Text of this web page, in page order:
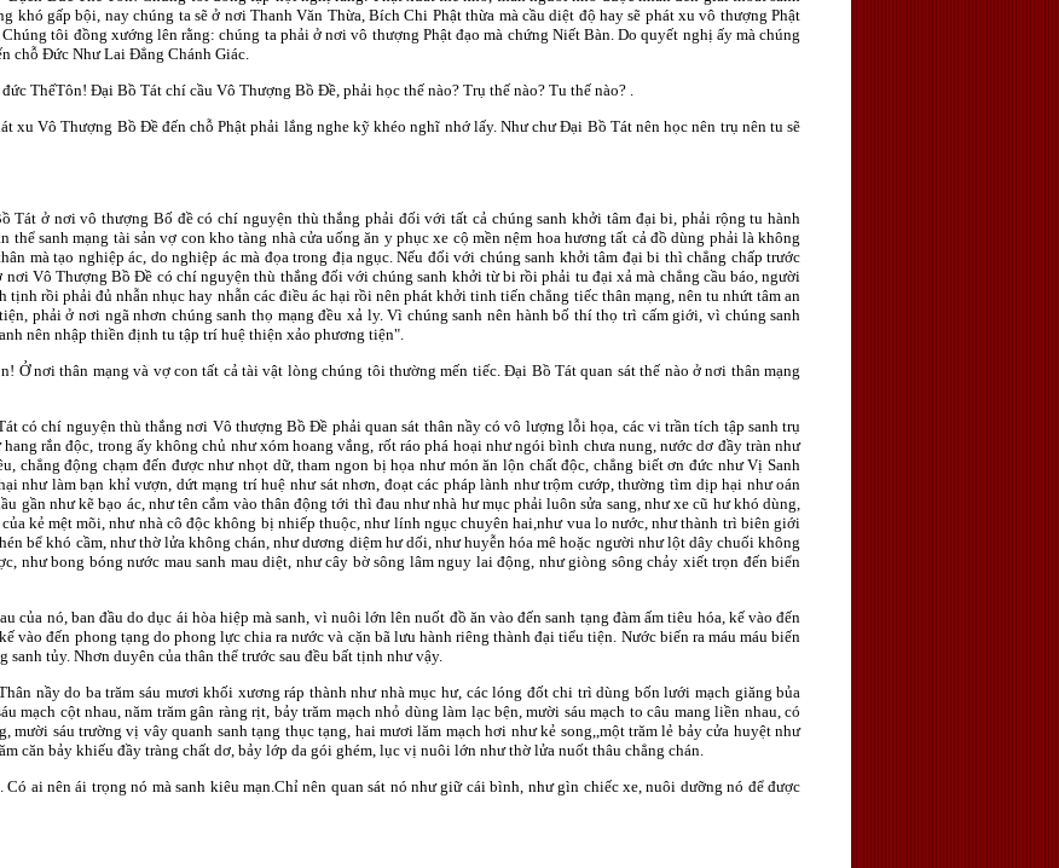
khó gấp bội, nay chúng ta sẽ ở nơi Thanh Văn Thừa, Bích Chi Phật thừa mà cầu diệt độ hay sẽ phát xu vô thượng Phật
tôi đồng xướng lên rằng: chúng ta phải ở nơi vô thượng Phật đạo mà chứng Niết Bàn. Do quyết nghị ấy mà chúng
chỗ Ðức Như Lai Ðẳng Chánh Giác.
ThếTôn! Ðại Bồ Tát chí cầu Vô Thượng Bồ Ðề, phải học thế nào? Trụ thế nào? Tu thế nào? .
xu Vô Thượng Bồ Ðề đến chỗ Phật phải lắng nghe kỹ khéo nghĩ nhớ lấy. Như chư Ðại Bồ Tát nên học nên trụ nên tu sẽ
Tát ở nơi vô thượng Bố đề có chí nguyện thù thắng phải đối với tất cả chúng sanh khởi tâm đại bi, phải rộng tu hành
thể sanh mạng tài sản vợ con kho tàng nhà cửa uống ăn y phục xe cộ mền nệm hoa hương tất cả đồ dùng phải là không
mà tạo nghiệp ác, do nghiệp ác mà đọa trong địa ngục. Nếu đối với chúng sanh khởi tâm đại bi thì chẳng chấp trước
nơi Vô Thượng Bồ Ðề có chí nguyện thù thắng đối với chúng sanh khởi từ bi rồi phải tu đại xả mà chẳng cầu báo, người
rồi phải đủ nhẫn nhục hay nhẫn các điều ác hại rồi nên phát khởi tinh tiến chẳng tiếc thân mạng, nên tu nhứt tâm an
phải ở nơi ngã nhơn chúng sanh thọ mạng đều xả ly. Vì chúng sanh nên hành bố thí thọ trì cấm giới, vì chúng sanh
nên nhập thiền định tu tập trí huệ thiện xảo phương tiện".
Ở nơi thân mạng và vợ con tất cả tài vật lòng chúng tôi thường mến tiếc. Ðại Bồ Tát quan sát thế nào ở nơi thân mạng
có chí nguyện thù thắng nơi Vô thượng Bồ Ðề phải quan sát thân nầy có vô lượng lỗi họa, các vi trần tích tập sanh trụ
rắn độc, trong ấy không chủ như xóm hoang vắng, rốt ráo phá hoại như ngói bình chưa nung, nước dơ đầy tràn như
chẳng động chạm đến được như nhọt dữ, tham ngon bị họa như món ăn lộn chất độc, chẳng biết ơn đức như Vị Sanh
như làm bạn khỉ vượn, dứt mạng trí huệ như sát nhơn, đoạt các pháp lành như trộm cướp, thường tìm dịp hại như oán
gần như kẽ bạo ác, như tên cắm vào thân động tới thì đau như nhà hư mục phải luôn sửa sang, như xe cũ hư khó dùng,
kẻ mệt mõi, như nhà cô độc không bị nhiếp thuộc, như lính ngục chuyên hai,như vua lo nước, như thành trì biên giới
bể khó cầm, như thờ lửa không chán, như dương diệm hư dối, như huyễn hóa mê hoặc người như lột dây chuối không
như bong bóng nước mau sanh mau diệt, như cây bờ sông lâm nguy lai động, như giòng sông chảy xiết trọn đến biển
của nó, ban đầu do dục ái hòa hiệp mà sanh, vì nuôi lớn lên nuốt đồ ăn vào đến sanh tạng đàm ấm tiêu hóa, kế vào đến
vào đến phong tạng do phong lực chia ra nước và cặn bã lưu hành riêng thành đại tiểu tiện. Nước biến ra máu máu biến
tủy. Nhơn duyên của thân thể trước sau đều bất tịnh như vậy.
nầy do ba trăm sáu mươi khối xương ráp thành như nhà mục hư, các lóng đốt chi trì dùng bốn lưới mạch giăng bủa
mạch cột nhau, năm trăm gân ràng rịt, bảy trăm mạch nhỏ dùng làm lạc bện, mười sáu mạch to câu mang liền nhau, có
sáu trường vị vây quanh sanh tạng thục tạng, hai mươi lăm mạch hơi như kẻ song,,một trăm lẻ bảy cửa huyệt như
căn bảy khiếu đầy tràng chất dơ, bảy lớp da gói ghém, lục vị nuôi lớn như thờ lửa nuốt thâu chẳng chán.
ai nên ái trọng nó mà sanh kiêu mạn.Chỉ nên quan sát nó như giữ cái bình, như gìn chiếc xe, nuôi dưỡng nó để được